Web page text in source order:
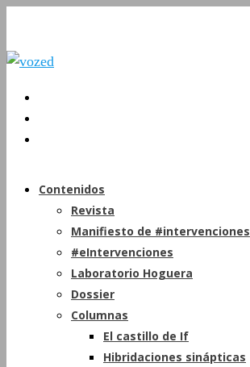
Contenidos
Revista
Manifiesto de #intervenciones
#eIntervenciones
Laboratorio Hoguera
Dossier
Columnas
El castillo de If
Hibridaciones sinápticas